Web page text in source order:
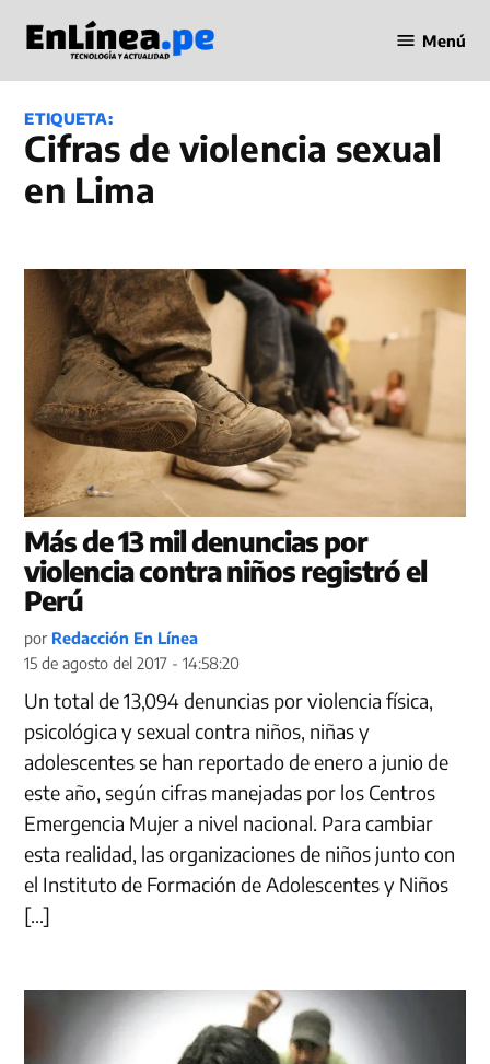
contenido
en Línea
Menú
ETIQUETA:
Cifras de violencia sexual
en Lima
Más de 13 mil denuncias por
violencia contra niños registró el
Perú
por Redacción En Línea
15 de agosto del 2017 - 14:58:20
Un total de 13,094 denuncias por violencia física,
psicológica y sexual contra niños, niñas y
adolescentes se han reportado de enero a junio de
este año, según cifras manejadas por los Centros
Emergencia Mujer a nivel nacional. Para cambiar
esta realidad, las organizaciones de niños junto con
el Instituto de Formación de Adolescentes y Niños
[…]